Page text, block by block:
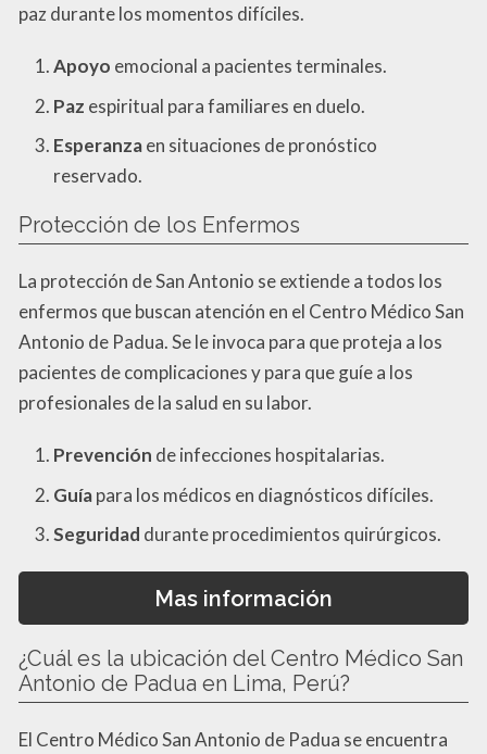
paz durante los momentos difíciles.
Apoyo emocional a pacientes terminales.
Paz espiritual para familiares en duelo.
Esperanzaen situaciones de pronóstico
reservado.
Protección de los Enfermos
La protección de San Antonio se extiende a todos los
enfermos que buscan atención en el Centro Médico San
Antonio de Padua. Se le invoca para que proteja a los
pacientes de complicaciones y para que guíe a los
profesionales de la salud en su labor.
Prevención de infecciones hospitalarias.
Guíapara los médicos en diagnósticos difíciles.
Seguridad durante procedimientos quirúrgicos.
Mas información
¿Cuál es la ubicación del Centro Médico San
Antonio de Padua en Lima, Perú?
El Centro Médico San Antonio de Padua se encuentra